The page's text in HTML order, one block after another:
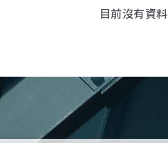
目前沒有資料